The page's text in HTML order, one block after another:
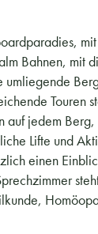
Bahnen, mit
auf jedem
Lifte und
einen